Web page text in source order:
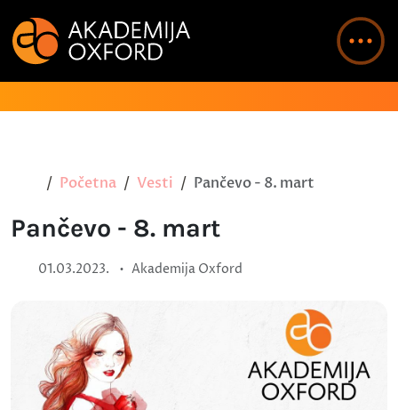
Početna Vesti Pančevo - 8. mart
Pančevo - 8. mart
01.03.2023. • Akademija Oxford